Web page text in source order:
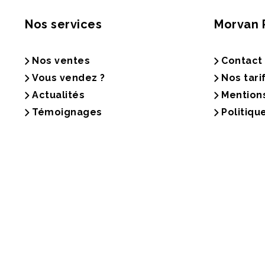
Nos services
Nos ventes
Vous vendez ?
Actualités
Témoignages
Morvan
Contact
Nos